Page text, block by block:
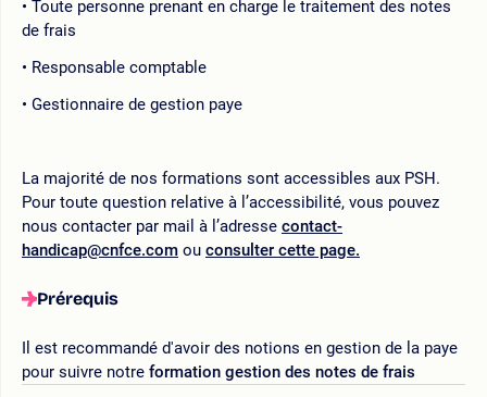
Toute personne prenant en charge le traitement des notes
de frais
Responsable comptable
Gestionnaire de gestion paye
La majorité de nos formations sont accessibles aux PSH.
Pour toute question relative à l’accessibilité, vous pouvez
nous contacter par mail à l’adresse contact-
handicap@cnfce.com ou consulter cette page.
Prérequis
Il est recommandé d'avoir des notions en gestion de la paye
pour suivre notre formation gestion des notes de frais